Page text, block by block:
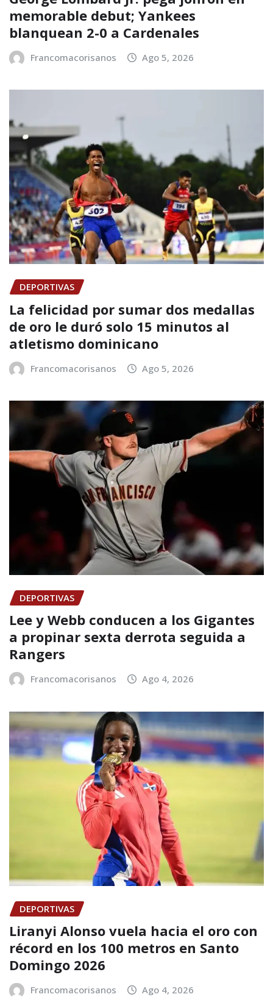
memorable debut; Yankees
blanquean 2-0 a Cardenales
Francomacorisanos Ago 5, 2026
DEPORTIVAS
La felicidad por sumar dos medallas
de oro le duró solo 15 minutos al
atletismo dominicano
Francomacorisanos Ago 5, 2026
DEPORTIVAS
Lee y Webb conducen a los Gigantes
a propinar sexta derrota seguida a
Rangers
Francomacorisanos Ago 4, 2026
DEPORTIVAS
Liranyi Alonso vuela hacia el oro con
récord en los 100 metros en Santo
Domingo 2026
Francomacorisanos Ago 4, 2026